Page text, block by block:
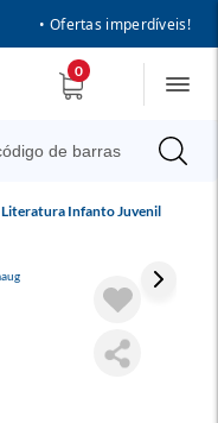
• Ofertas imperdíveis!
0
Literatura Infanto Juvenil